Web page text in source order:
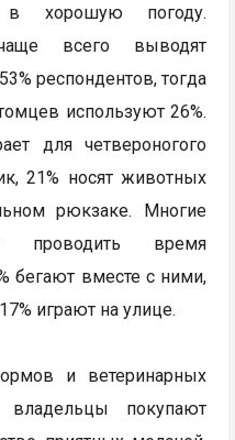
хорошую погоду.
всего выводят
респондентов, тогда
используют 26%.
для четвероногого
21% носят животных
рюкзаке. Многие
проводить время
бегают вместе с ними,
играют на улице.
и ветеринарных
владельцы покупают